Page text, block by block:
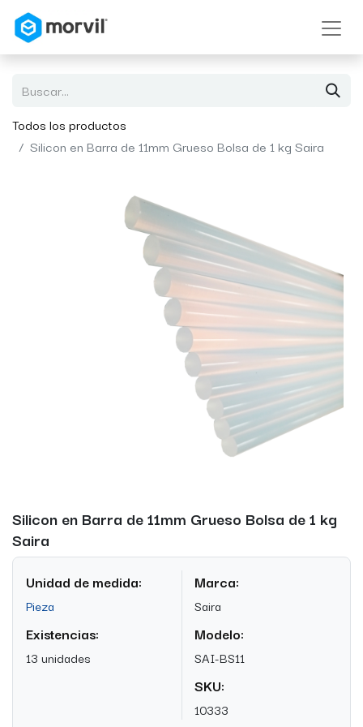
Todos los productos
Silicon en Barra de 11mm Grueso Bolsa de 1 kg Saira
Silicon en Barra de 11mm Grueso Bolsa de 1 kg
Saira
Unidad de medida:
Pieza
Existencias:
13 unidades
Marca:
Saira
Modelo:
SAI-BS11
SKU:
10333